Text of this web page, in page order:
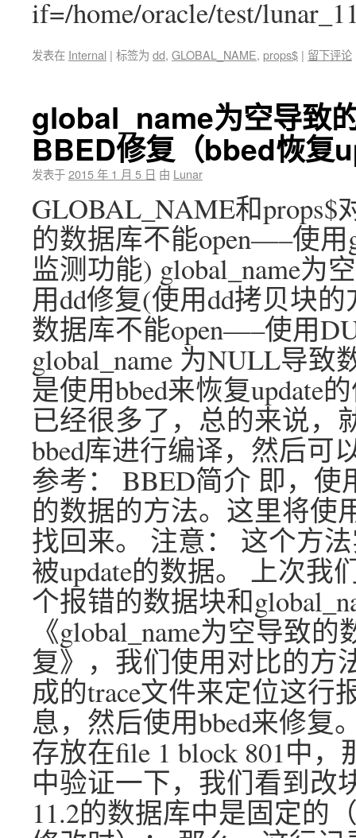
if=/home/oracle/test/
发表在 Internal | 标签为 dd, GLOBAL_NAME, props$ | 留下评论
global_name为空导致
BBED修复（bbed恢复
发表于2015 年 1 月 5 日 由 Lunar
GLOBAL_NAME和props$
的数据库不能open—–使
监测功能) global_name为
用dd修复(使用dd拷贝块
数据库不能open—–使用
global_name 为NULL导
是使用bbed来恢复update
已经很多了，总的来说，
bbed库进行编译，然后可
参考： BBED简介 即，使
的数据的方法。这里将使
找回来。 注意： 这个方
被update的数据。 上次我
个报错的数据块和
《global_name为空导致
复》，我们使用对比的方
成的trace文件来定位这行
息，然后使用bbed来修复
存放在file 1 block 801中
中验证一下，我们看到改
11.2的数据库中是固定的